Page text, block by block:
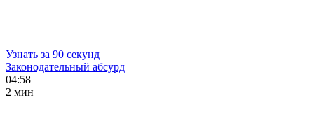
Узнать за 90 секунд
Законодательный абсурд
04:58
2 мин